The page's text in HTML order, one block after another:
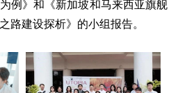
例》和《新加坡和马来西亚旗舰
路建设探析》的小组报告。